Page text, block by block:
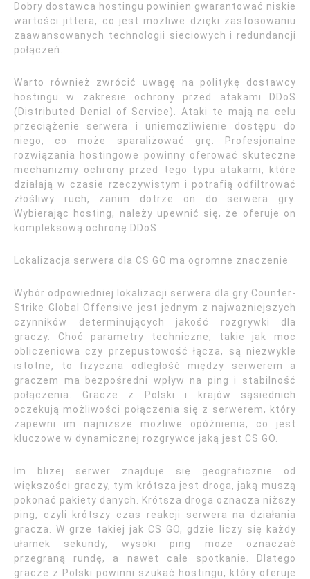
Dobry dostawca hostingu powinien gwarantować niskie
wartości jittera, co jest możliwe dzięki zastosowaniu
zaawansowanych technologii sieciowych i redundancji
połączeń.
Warto również zwrócić uwagę na politykę dostawcy
hostingu w zakresie ochrony przed atakami DDoS
(Distributed Denial of Service). Ataki te mają na celu
przeciążenie serwera i uniemożliwienie dostępu do
niego, co może sparaliżować grę. Profesjonalne
rozwiązania hostingowe powinny oferować skuteczne
mechanizmy ochrony przed tego typu atakami, które
działają w czasie rzeczywistym i potrafią odfiltrować
złośliwy ruch, zanim dotrze on do serwera gry.
Wybierając hosting, należy upewnić się, że oferuje on
kompleksową ochronę DDoS.
Lokalizacja serwera dla CS GO ma ogromne znaczenie
Wybór odpowiedniej lokalizacji serwera dla gry Counter-
Strike Global Offensive jest jednym z najważniejszych
czynników determinujących jakość rozgrywki dla
graczy. Choć parametry techniczne, takie jak moc
obliczeniowa czy przepustowość łącza, są niezwykle
istotne, to fizyczna odległość między serwerem a
graczem ma bezpośredni wpływ na ping i stabilność
połączenia. Gracze z Polski i krajów sąsiednich
oczekują możliwości połączenia się z serwerem, który
zapewni im najniższe możliwe opóźnienia, co jest
kluczowe w dynamicznej rozgrywce jaką jest CS GO.
Im bliżej serwer znajduje się geograficznie od
większości graczy, tym krótsza jest droga, jaką muszą
pokonać pakiety danych. Krótsza droga oznacza niższy
ping, czyli krótszy czas reakcji serwera na działania
gracza. W grze takiej jak CS GO, gdzie liczy się każdy
ułamek sekundy, wysoki ping może oznaczać
przegraną rundę, a nawet całe spotkanie. Dlatego
gracze z Polski powinni szukać hostingu, który oferuje